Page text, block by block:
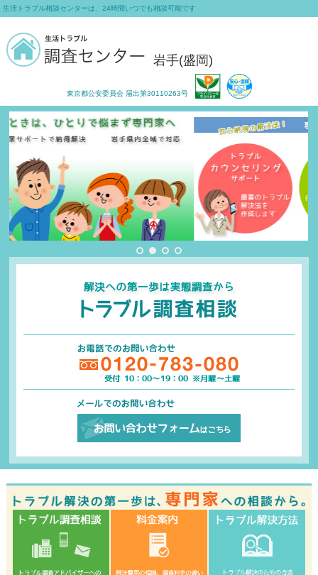
?
生活トラブル相談センターは、24時間いつでも相談可能です
岩手(盛岡)
東京都公安委員会 届出第30110263号